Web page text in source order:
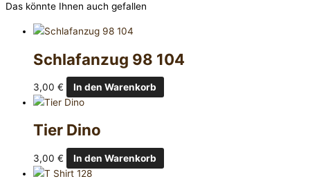
Das könnte Ihnen auch gefallen
Schlafanzug 98 104
3,00 € In den Warenkorb
Tier Dino
3,00 € In den Warenkorb